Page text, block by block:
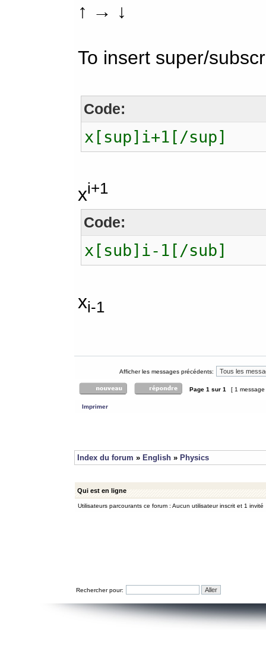
↑ → ↓
To insert super/
Code:
x[sup]i+1[/sup]
xi+1
Code:
x[sub]i-1[/sub]
xi-1
Afficher les messages précédents:
Page 1 sur 1 [ 1
Imprimer
Index du forum » English » Physics
Qui est en ligne
Utilisateurs parcourants ce forum : Aucun utilisateur inscrit et 1 invité
Rechercher pour: